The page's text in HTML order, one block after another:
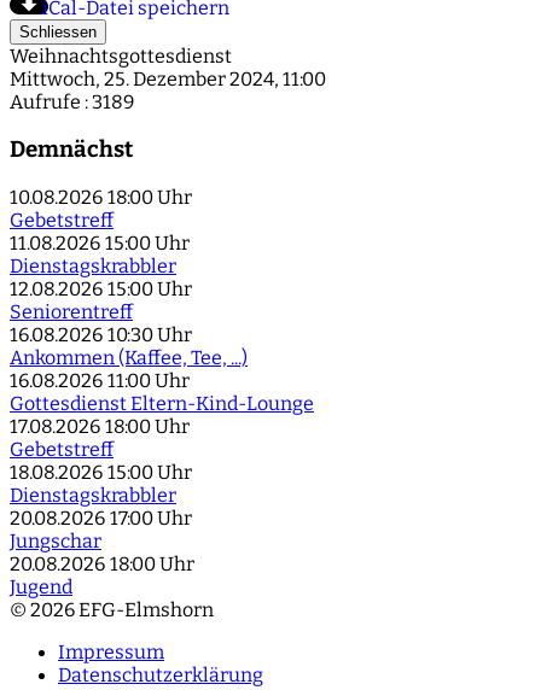
iCal-Datei speichern
Schliessen
Weihnachtsgottesdienst
Mittwoch, 25. Dezember 2024, 11:00
Aufrufe : 3189
Demnächst
10.08.2026 18:00 Uhr
Gebetstreff
11.08.2026 15:00 Uhr
Dienstagskrabbler
12.08.2026 15:00 Uhr
Seniorentreff
16.08.2026 10:30 Uhr
Ankommen (Kaffee, Tee, ...)
16.08.2026 11:00 Uhr
Gottesdienst Eltern-Kind-Lounge
17.08.2026 18:00 Uhr
Gebetstreff
18.08.2026 15:00 Uhr
Dienstagskrabbler
20.08.2026 17:00 Uhr
Jungschar
20.08.2026 18:00 Uhr
Jugend
© 2026 EFG-Elmshorn
Impressum
Datenschutzerklärung